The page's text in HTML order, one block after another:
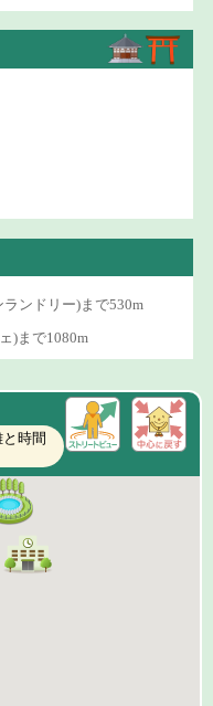
ランドリー)まで530m
)まで1080m
時間